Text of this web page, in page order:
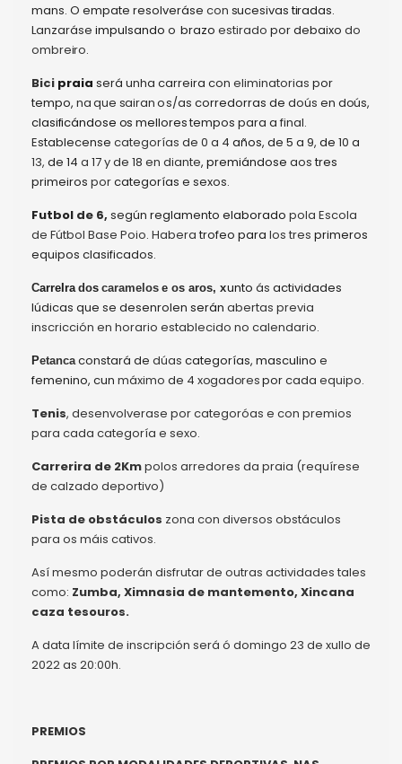
mans. O empate resolveráse con sucesivastiradas.
Lanzaráse impulsando o brazo estirado pordebaixo do
ombreiro.
Bici praia será unha carreira con eliminatorias por
tempo, na que sairanos/as corredorrasde doús en doús,
clasificándose os mellorestempos para a final.
Establecense categorías de 0 a 4 años, de 5 a 9, de 10 a
13, de 14 a 17yde 18 en diante, premiándose aos tres
primeiros porcategorías e sexos.
Futbol de 6, según reglamento elaborado pola Escola
de Fútbol Base Poio. Haberatrofeo para los tres primeros
equipos clasificados.
CarreIra dos caramelos e os aros, xunto ás actividades
lúdicas que se desenrolen serán abertas previa
inscricción en horario establecido no calendario.
Petanca constará de dúas categorías, masculino e
femenino, cun máximo de 4 xogadoresporcada equipo.
Tenis, desenvolverase por categoróas e con premios
para cada categoría e sexo.
Carrerira de 2Kmpolos arredores da praia (requírese
de calzado deportivo)
Pista de obstáculos zona con diversos obstáculos
para os máis cativos.
Así mesmo poderán disfrutar de outras actividades tales
como: Zumba, Ximnasia de mantemento, Xincana
caza tesouros.
A data límite de inscripción será ó domingo 23 de xullo de
2022 as 20:00h.
PREMIOS